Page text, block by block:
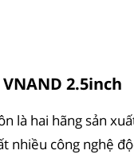
VNAND 2.5inch
hai hãng sản
công nghệ